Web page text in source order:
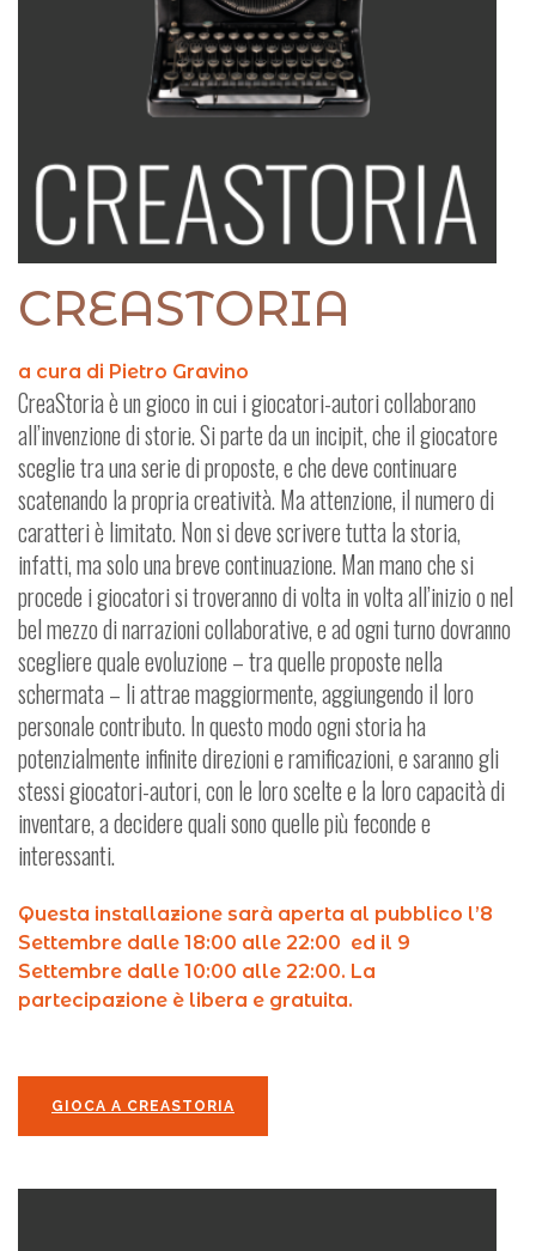
CREASTORIA
a cura di Pietro Gravino
CreaStoria è un gioco in cui i giocatori-autori collaborano
all’invenzione di storie.Si parte da un incipit, che il giocatore
sceglie tra una serie di proposte, e che deve continuare
scatenando la propria creatività. Ma attenzione, il numero di
caratteri è limitato.Non si deve scrivere tutta la storia,
infatti, ma solo una breve continuazione. Man mano che si
procede i giocatori si troveranno di volta in volta all’inizio o nel
bel mezzo di narrazioni collaborative, e ad ogni turno dovranno
scegliere quale evoluzione – tra quelle proposte nella
schermata – li attrae maggiormente, aggiungendo il loro
personale contributo. In questo modo ogni storia ha
potenzialmente infinite direzioni e ramificazioni, e saranno gli
stessi giocatori-autori, con le loro scelte e la loro capacità di
inventare, a decidere quali sono quelle più feconde e
interessanti.
Questa installazione sarà aperta al pubblico l’8
Settembre dalle 18:00 alle 22:00 ed il 9
Settembre dalle 10:00 alle 22:00. La
partecipazione è libera e gratuita.
GIOCA A CREASTORIA